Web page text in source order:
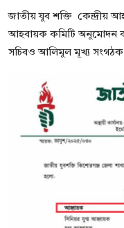
শিল্প ও সাহিত্য
জাতীয়
রাজনীতি
Bangla
জাতীয় যুব শক্তি কেন্দ্রীয়
আহবায়ক কমিটি অনুমোদন
সচিবও আলিমুল মূখ্য